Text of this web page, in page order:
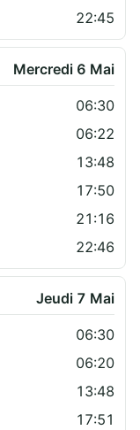
22:45
Mercredi 6 Mai
06:30
06:22
13:48
17:50
21:16
22:46
Jeudi 7 Mai
06:30
06:20
13:48
17:51